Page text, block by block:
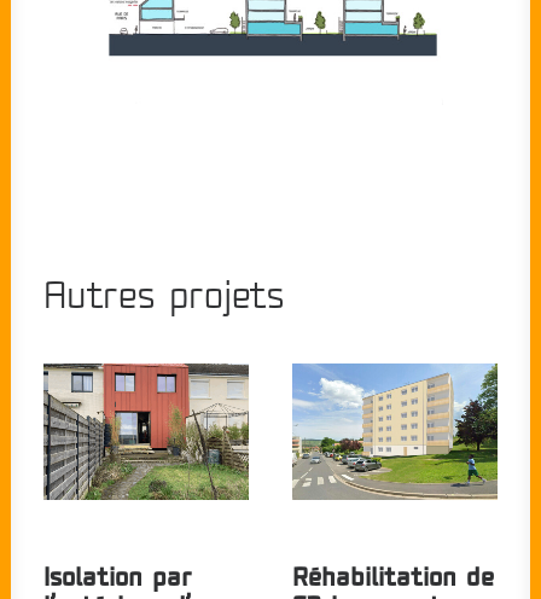
Autres projets
Isolation par
Réhabilitation de